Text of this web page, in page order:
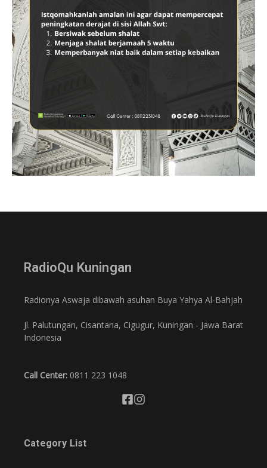
RadioQu Kuningan
Radionya Aswaja dibawah asuhan Buya Yahya Al-Bahjah
Jl. Palutungan, Cisantana, Cigugur, Kuningan - Jawa Barat
Indonesia
Call Center: 0811 223 1048
Category List